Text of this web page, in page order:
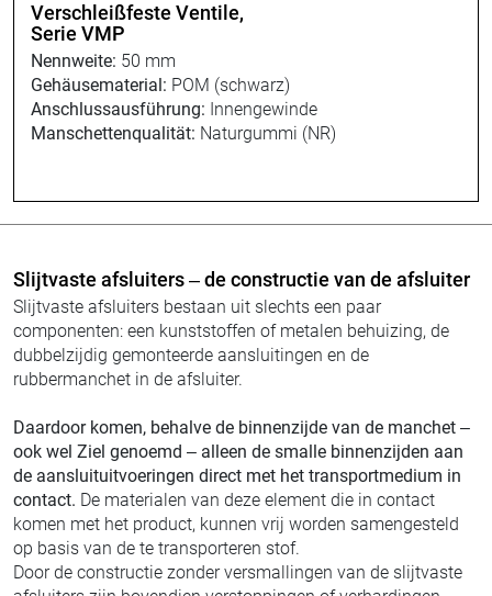
Verschleißfeste Ventile,
Serie VMP
Nennweite: 50 mm
Gehäusematerial: POM (schwarz)
Anschlussausführung: Innengewinde
Manschettenqualität: Naturgummi (NR)
Slijtvaste afsluiters – de constructie van de afsluiter
Slijtvaste afsluiters bestaan uit slechts een paar
componenten: een kunststoffen of metalen behuizing, de
dubbelzijdig gemonteerde aansluitingen en de
rubbermanchet in de afsluiter.
Daardoor komen, behalve de binnenzijde van de manchet –
ook wel Ziel genoemd – alleen de smalle binnenzijden aan
de aansluituitvoeringen direct met het transportmedium in
contact. De materialen van deze element die in contact
komen met het product, kunnen vrij worden samengesteld
op basis van de te transporteren stof.
Door de constructie zonder versmallingen van de slijtvaste